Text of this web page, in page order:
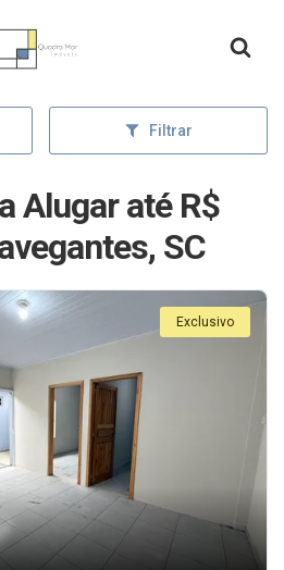
inicial
Filtrar
Alugar até R$
SC
Exclusivo